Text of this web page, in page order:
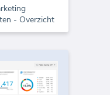
- Overzicht